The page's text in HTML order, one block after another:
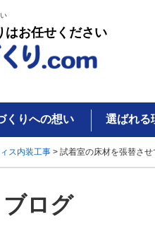
はお任せください
くりへの想い 選ばれる
ス内装工事 > 試着室の床材を張替させ
ログ